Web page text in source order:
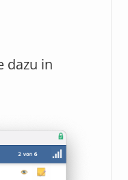
dazu in